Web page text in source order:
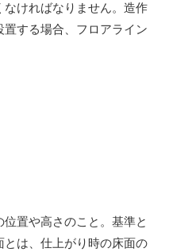
ければなりません。造作
する場合、フロアライン
置や高さのこと。基準と
は、仕上がり時の床面の